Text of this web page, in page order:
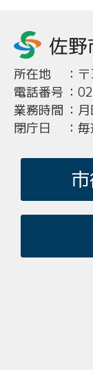
所在地 ：
電話番号 ：
業務時間 ：
閉庁日
：